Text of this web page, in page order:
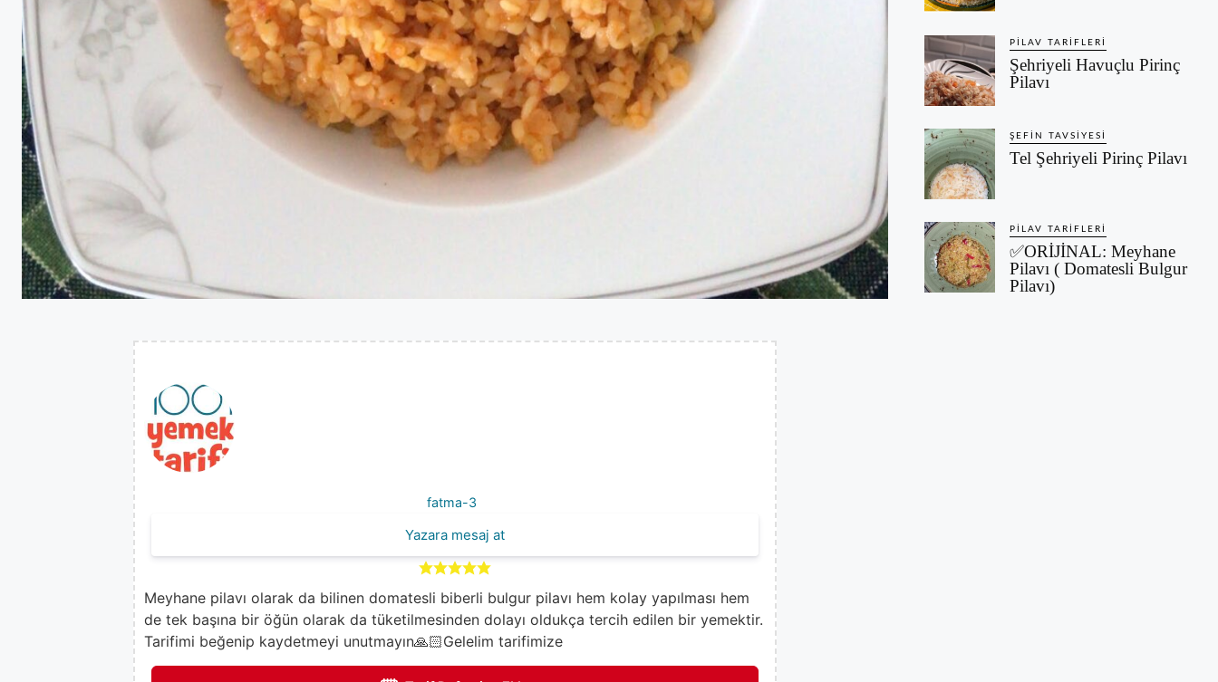
fatma-3
Yazara mesaj at
Meyhane pilavı olarak da bilinen domatesli biberli bulgur pilavı hem kolay yapılması hem
de tek başına bir öğün olarak da tüketilmesinden dolayı oldukça tercih edilen bir yemektir.
Tarifimi beğenip kaydetmeyi unutmayın🙏🏻Gelelim tarifimize
PILAV TARIFLERI
Şehriyeli Havuçlu Pirinç
Pilavı
ŞEFIN TAVSIYESI
Tel Şehriyeli Pirinç Pilavı
PILAV TARIFLERI
✅ORİJİNAL: Meyhane
Pilavı ( Domatesli Bulgur
Pilavı)